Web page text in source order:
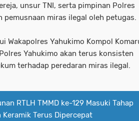
unsur TNI, serta pimpinan Polres
miras ilegal oleh petugas.
Wakapolres Yahukimo Kompol
Yahukimo akan terus konsisten
terhadap peredaran miras ilegal.
RTLH TMMD ke-129 Masuki Tahap
Terus Dipercepat